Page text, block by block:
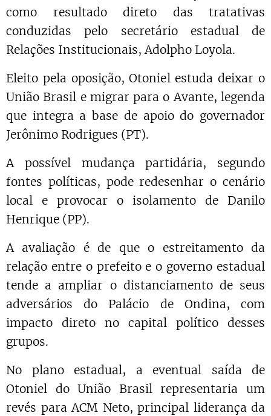
como resultado direto das tratativas
conduzidas pelo secretário estadual de
Relações Institucionais, Adolpho Loyola.
Eleito pela oposição, Otoniel estuda deixar o
União Brasil e migrar para o Avante, legenda
que integra a base de apoio do governador
Jerônimo Rodrigues (PT).
A possível mudança partidária, segundo
fontes políticas, pode redesenhar o cenário
local e provocar o isolamento de Danilo
Henrique (PP).
A avaliação é de que o estreitamento da
relação entre o prefeito e o governo estadual
tende a ampliar o distanciamento de seus
adversários do Palácio de Ondina, com
impacto direto no capital político desses
grupos.
No plano estadual, a eventual saída de
Otoniel do União Brasil representaria um
revés para ACM Neto, principal liderança da